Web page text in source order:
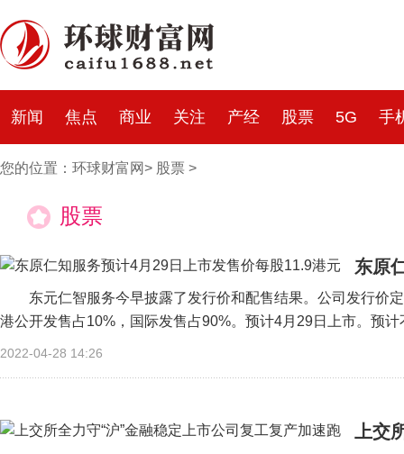
新闻 焦点 商业 关注 产经 股票 5G 手
您的位置： 环球财富网> 股票 >
股票
东原
东元仁智服务今早披露了发行价和配售结果。公司发行价
港公开发售占10%，国际发售占90%。预计4月29日上市。预
2022-04-28 14:26
上交